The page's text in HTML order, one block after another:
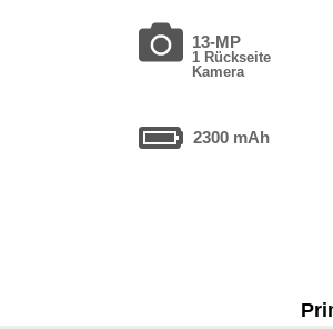
13-MP
1 Rückseite
Kamera
2300 mAh